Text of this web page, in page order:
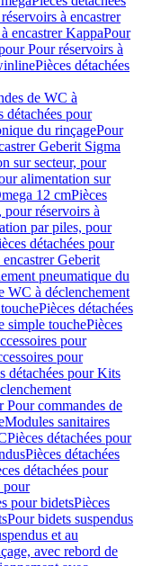
à encastrer
encastrer KappaPour
Pour réservoirs à
Pièces détachées
de WC à
détachées pour
du rinçagePour
Geberit Sigma
sur secteur, pour
alimentation sur
12 cmPièces
pour réservoirs à
par piles, pour
détachées pour
Geberit
pneumatique du
WC à déclenchement
Pièces détachées
simple touchePièces
pour
pour
détachées pour Kits
Pour commandes de
Modules sanitaires
Pièces détachées pour
Pièces détachées
détachées pour
pour
pour bidetsPièces
Pour bidets suspendus
et au
avec rebord de